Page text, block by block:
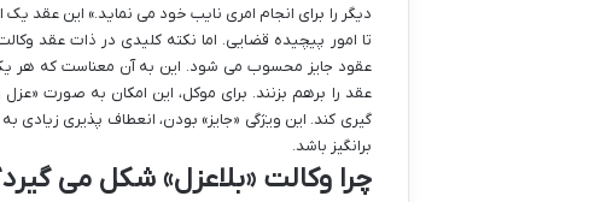
دیگر را برای انجام امری نایب خود می نماید.» این عقد یک
عقود جایز محسوب می شود. این به آن معناست که هر یک
عقد را برهم بزنند. برای موکل، این امکان به صورت «عزل
گیری کند. این ویژگی «جایز» بودن، انعطاف پذیری
برانگیز باشد.
چرا وکالت «بلاعزل» شکل می